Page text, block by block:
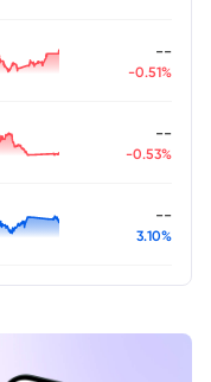
--
-0.51%
--
-0.53%
--
3.10%